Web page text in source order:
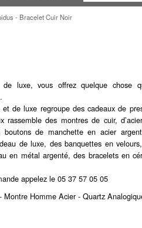
- Bracelet Cuir Noir
luxe, vous offrez quelque chose
de luxe regroupe des cadeaux de
rassemble des montres de cuir,
boutons de manchette en acier
de luxe, des banquettes en
en métal argenté, des bracelets en
appelez le 05 37 57 05 05
Montre Homme Acier - Quartz